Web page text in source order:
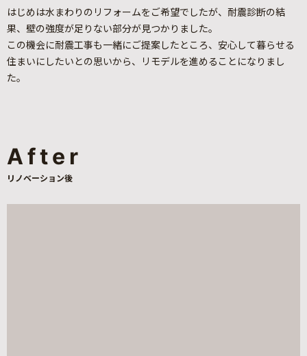
はじめは水まわりのリフォームをご希望でしたが、耐震診断の結
果、壁の強度が足りない部分が見つかりました。
この機会に耐震工事も一緒にご提案したところ、安心して暮らせる
住まいにしたいとの思いから、リモデルを進めることになりまし
た。
After
リノベーション後